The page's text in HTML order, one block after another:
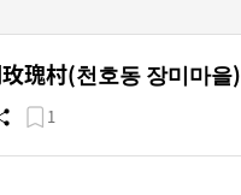
瑰村(천호동 장미마을)
1